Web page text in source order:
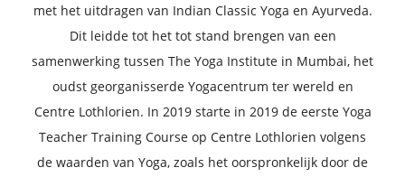
met het uitdragen van Indian Classic Yoga en Ayurveda.
Dit leidde tot het tot stand brengen van een
samenwerking tussen The Yoga Institute in Mumbai, het
oudst georganisserde Yogacentrum ter wereld en
Centre Lothlorien. In 2019 starte in 2019 de eerste Yoga
Teacher Training Course op Centre Lothlorien volgens
de waarden van Yoga, zoals het oorspronkelijk door de